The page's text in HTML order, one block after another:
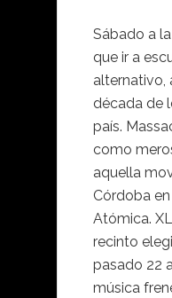
Sábado a
que ir a
alternativo,
década de
país.
como
aquella
Córdoba
Atómica.
recinto
pasado 22
música